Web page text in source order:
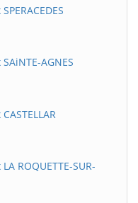
AGNES
ROQUETTE-SUR-